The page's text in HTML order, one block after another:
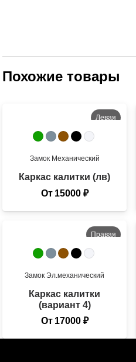
Похожие товары
Левая
Во двор
Замок Механический
Каркас калитки (лв)
От 15000 ₽
Правая
Во двор
ЗамокЭл.механический
Каркас калитки
(вариант 4)
От 17000 ₽